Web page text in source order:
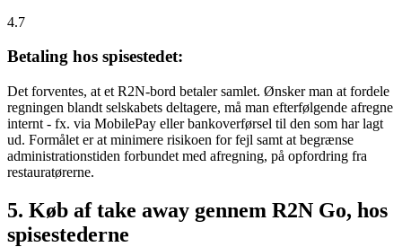
4.7
Betaling hos spisestedet:
Det forventes, at et R2N-bord betaler samlet. Ønsker man at fordele
regningen blandt selskabets deltagere, må man efterfølgende afregne
internt - fx. via MobilePay eller bankoverførsel til den som har lagt
ud. Formålet er at minimere risikoen for fejl samt at begrænse
administrationstiden forbundet med afregning, på opfordring fra
restauratørerne.
5. Køb af take away gennem R2N Go, hos
spisestederne